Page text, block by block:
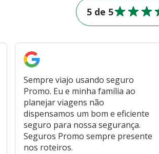
5 de 5
Sempre viajo usando seguro
Promo. Eu e minha família ao
planejar viagens não
dispensamos um bom e eficiente
seguro para nossa segurança.
Seguros Promo sempre presente
nos roteiros.